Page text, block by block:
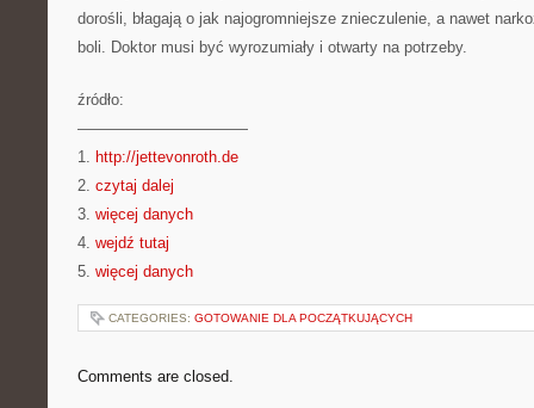
dorośli, błagają o jak najogromniejsze znieczulenie, a nawet
boli. Doktor musi być wyrozumiały i otwarty na potrzeby.
źródło:
———————————
1. http://jettevonroth.de
2. czytaj dalej
3. więcej danych
4. wejdź tutaj
5. więcej danych
CATEGORIES: GOTOWANIE DLA POCZĄTKUJĄCYCH
Comments are closed.